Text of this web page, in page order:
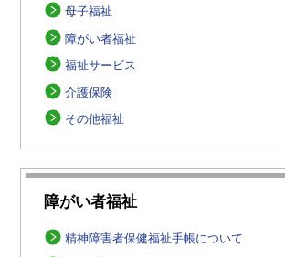
母子福祉
障がい者福祉
福祉サービス
介護保険
その他福祉
障がい者福祉
精神障害者保健福祉手帳について